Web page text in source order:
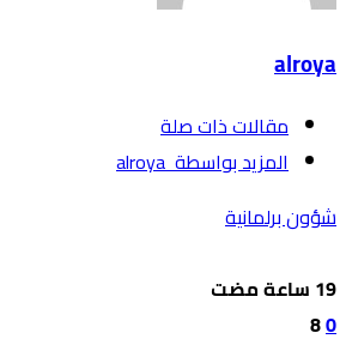
alroya
‫مقالات ذات صلة‬
‫‫المزيد بواسطة‬ ‬ alroya
شؤون برلمانية
0
8